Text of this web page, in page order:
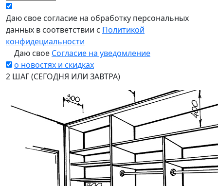
Даю свое согласие на обработку персональных
данных в соответствии с Политикой
конфидециальности
Даю свое Согласие на уведомление
о новостях и скидках
2 ШАГ (СЕГОДНЯ ИЛИ ЗАВТРА)